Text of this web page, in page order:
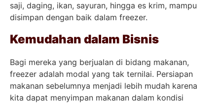
saji, daging, ikan, sayuran, hingga es krim, mampu
disimpan dengan baik dalam freezer.
Kemudahan dalam Bisnis
Bagi mereka yang berjualan di bidang makanan,
freezer adalah modal yang tak ternilai. Persiapan
makanan sebelumnya menjadi lebih mudah karena
kita dapat menyimpan makanan dalam kondisi